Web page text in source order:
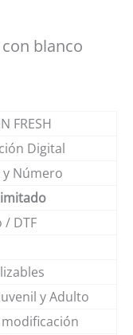
blanco
FRESH
Digital
Número
/ DTF
y Adulto